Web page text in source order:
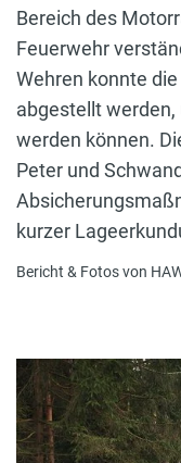
Bereich des
Feuerwehr
Wehren konnte
abgestellt
werden können.
Peter und
kurzer
Bericht & Fotos von